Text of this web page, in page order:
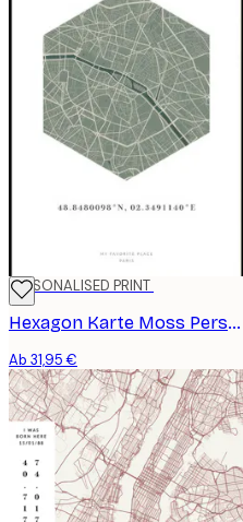
PERSONALISED PRINT
Hexagon Karte Moss Personalisiert Poster
Ab 31,95 €